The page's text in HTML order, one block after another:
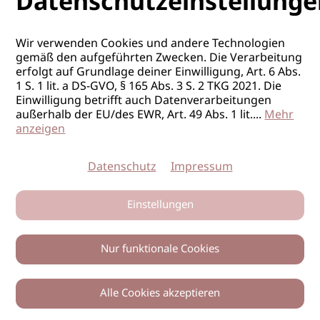
0
Wir verwenden Cookies und andere Technologien
gemäß den aufgeführten Zwecken. Die Verarbeitung
erfolgt auf Grundlage deiner Einwilligung, Art. 6 Abs.
1 S. 1 lit. a DS-GVO, § 165 Abs. 3 S. 2 TKG 2021. Die
Einwilligung betrifft auch Datenverarbeitungen
außerhalb der EU/des EWR, Art. 49 Abs. 1 lit....Mehr
anzeigen
Datenschutz Impressum
Einstellungen
Nur funktionale Cookies
Alle Cookies akzeptieren